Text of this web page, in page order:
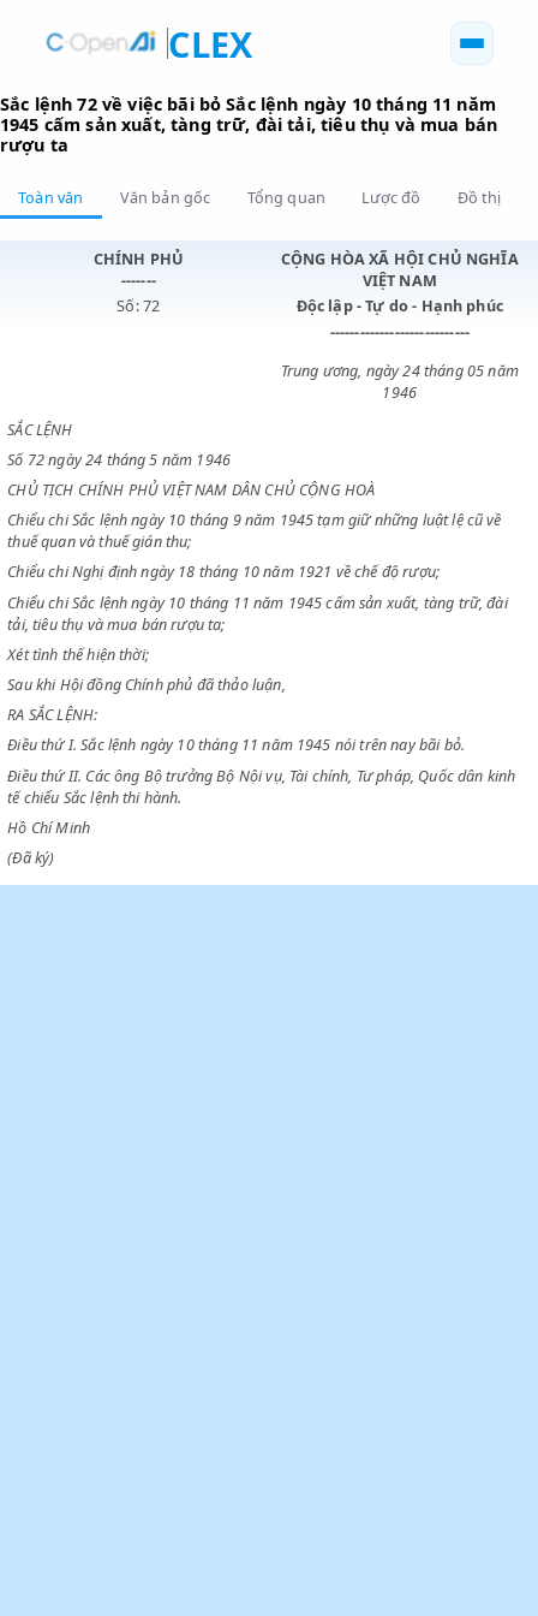
CLEX
Sắc lệnh 72 về việc bãi bỏ Sắc lệnh ngày 10 tháng 11
1945 cấm sản xuất, tàng trữ, đài tải, tiêu thụ và mua
rượu ta
Toàn văn
CHÍNH PHỦ
-------
CỘNG HÒA XÃ HỘI CHỦ
VIỆT NAM
Độc lập - Tự do - Hạnh
----------------------------
SẮC LỆNH
Số 72 ngày 24 tháng 5 năm 1946
CHỦ TỊCH CHÍNH PHỦ VIỆT NAM DÂN CHỦ CỘNG HOÀ
Chiểu chi Sắc lệnh ngày 10 tháng 9 năm 1945 tạm giữ những luật lệ
thuế quan và thuế gián thu;
Chiểu chi Nghị định ngày 18 tháng 10 năm 1921 về chế độ rượu;
Chiểu chi Sắc lệnh ngày 10 tháng 11 năm 1945 cấm sản xuất, tàng
tải, tiêu thụ và mua bán rượu ta;
Xét tình thế hiện thời;
Sau khi Hội đồng Chính phủ đã thảo luận,
RA SẮC LỆNH:
Điều thứ I. Sắc lệnh ngày 10 tháng 11 năm 1945 nói trên nay bãi bỏ.
Điều thứ II. Các ông Bộ trưởng Bộ Nội vụ, Tài chính, Tư pháp, Quốc
tế chiểu Sắc lệnh thi hành.